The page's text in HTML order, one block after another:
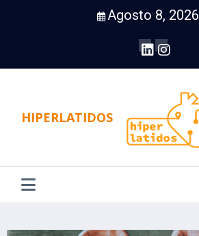
Agosto 8, 2026
HIPERLATIDOS